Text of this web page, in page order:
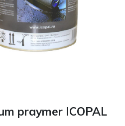
praymer ICOPAL